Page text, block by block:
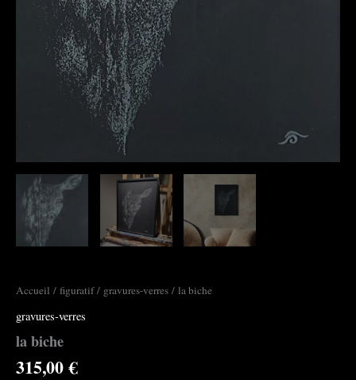
Accueil / figuratif/ gravures-verres / la biche
gravures-verres
la biche
315,00€